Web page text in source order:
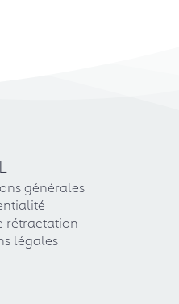
générales
rétractation
légales